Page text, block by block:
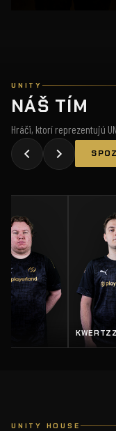
UNITY
NÁŠ TÍM
Hráči, ktorí reprezentujú
KWERTZZ
UNITY HOUSE